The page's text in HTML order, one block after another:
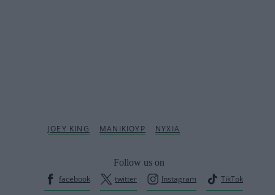
Follow us on
facebook
twitter Instagram TikTok